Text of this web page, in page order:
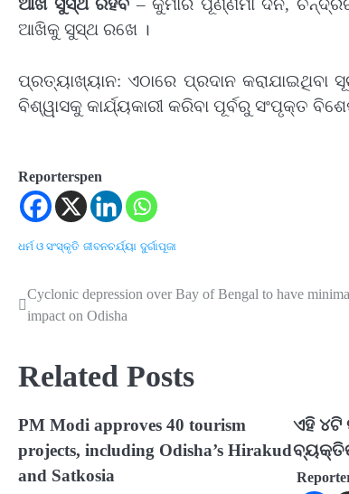
ଆଖି ସୁସ୍ଥ ରହିବ – କୁମାର ପୂର୍ଣ୍ଣିମା ଦିନ,
ଆଖିକୁ ସୁସ୍ଥ ରଖେ ।
ପ୍ରତ୍ୟାଖ୍ୟାନ: ଏଠାରେ ପ୍ରଦାନ କରାଯାଇଥିବା
ବିଶ୍ୱାସକୁ କାର୍ଯ୍ୟକାରୀ କରିବା ପୂର୍ବରୁ ସଂପୃକ୍ତ
Reporterspen
ଧର୍ମ ଓ ସଂସ୍କୃତି ଜୀବନଚର୍ଯ୍ୟା ଦୁର୍ଗାପୂଜା
Post
Cyclonic depression over Bay of Bengal to have
impact on Odisha
Related Posts
PM Modi approves 40 tourism
projects, including Odisha’s Hirakud
and Satkosia
ଏହି ୪ଟି